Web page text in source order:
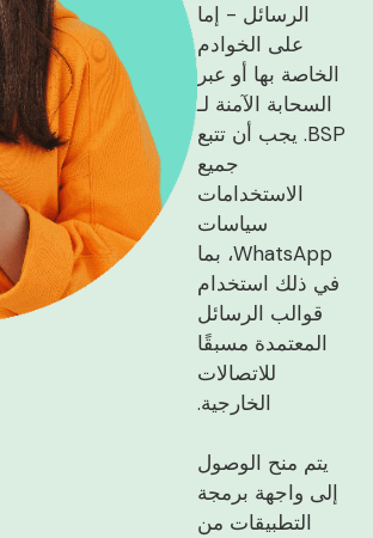
الرسائل - إما
على الخوادم
الخاصة بها أو عبر
السحابة الآمنة لـ
BSP. يجب أن تتبع
جميع
الاستخدامات
سياسات
WhatsApp، بما
في ذلك استخدام
قوالب الرسائل
المعتمدة مسبقًا
للاتصالات
الخارجية.
يتم منح الوصول
إلى واجهة برمجة
التطبيقات من